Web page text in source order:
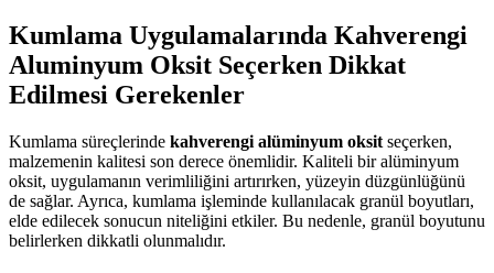
Kumlama Uygulamalarında Kahverengi
Aluminyum Oksit Seçerken Dikkat
Edilmesi Gerekenler
Kumlama süreçlerinde kahverengi alüminyum oksit seçerken,
malzemenin kalitesi son derece önemlidir. Kaliteli bir alüminyum
oksit, uygulamanın verimliliğini artırırken, yüzeyin düzgünlüğünü
de sağlar. Ayrıca, kumlama işleminde kullanılacak granül boyutları,
elde edilecek sonucun niteliğini etkiler. Bu nedenle, granül boyutunu
belirlerken dikkatli olunmalıdır.